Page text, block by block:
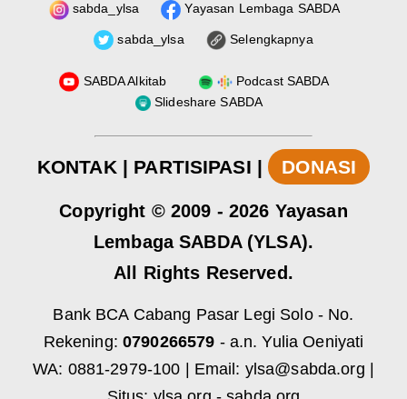
sabda_ylsa Yayasan Lembaga SABDA
sabda_ylsa Selengkapnya
SABDA Alkitab
Podcast SABDA
Slideshare SABDA
KONTAK | PARTISIPASI | DONASI
Copyright © 2009 - 2026 Yayasan
Lembaga SABDA (YLSA).
All Rights Reserved.
Bank BCA Cabang Pasar Legi Solo - No.
Rekening: 0790266579 - a.n. Yulia Oeniyati
WA: 0881-2979-100 | Email: ylsa@sabda.org